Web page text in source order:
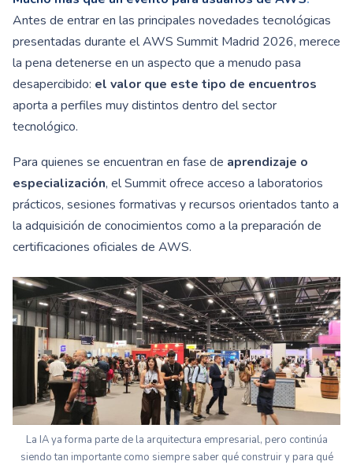
Antes de entrar en las principales novedades tecnológicas
presentadas durante el AWS Summit Madrid 2026, merece
la pena detenerse en un aspecto que a menudo pasa
desapercibido: el valor que este tipo de encuentros
aporta a perfiles muy distintos dentro del sector
tecnológico.
Para quienes se encuentran en fase de aprendizaje o
especialización, el Summit ofrece acceso a laboratorios
prácticos, sesiones formativas y recursos orientados tanto a
la adquisición de conocimientos como a la preparación de
certificaciones oficiales de AWS.
La IA ya forma parte de la arquitectura empresarial, pero continúa
siendo tan importante como siempre saber qué construir y para qué